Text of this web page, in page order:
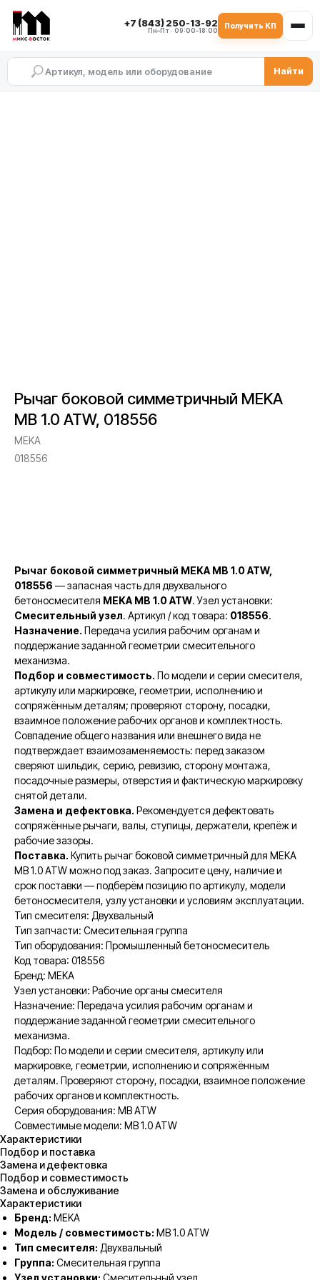
+7 (843) 250-13-92
Пн–Пт · 09:00–18:00
Получить КП
Найти
Рычаг боковой симметричный MEKA
MB 1.0 ATW, 018556
MEKA
018556
Рычаг боковой симметричный MEKA MB 1.0 ATW,
018556 — запасная часть для двухвального
бетоносмесителя MEKA MB 1.0 ATW. Узел установки:
Смесительный узел. Артикул / код товара: 018556.
Назначение. Передача усилия рабочим органам и
поддержание заданной геометрии смесительного
механизма.
Подбор и совместимость. По модели и серии смесителя,
артикулу или маркировке, геометрии, исполнению и
сопряжённым деталям; проверяют сторону, посадки,
взаимное положение рабочих органов и комплектность.
Совпадение общего названия или внешнего вида не
подтверждает взаимозаменяемость: перед заказом
сверяют шильдик, серию, ревизию, сторону монтажа,
посадочные размеры, отверстия и фактическую маркировку
снятой детали.
Замена и дефектовка. Рекомендуется дефектовать
сопряжённые рычаги, валы, ступицы, держатели, крепёж и
рабочие зазоры.
Поставка. Купить рычаг боковой симметричный для MEKA
MB 1.0 ATW можно под заказ. Запросите цену, наличие и
срок поставки — подберём позицию по артикулу, модели
бетоносмесителя, узлу установки и условиям эксплуатации.
Тип смесителя: Двухвальный
Тип запчасти: Смесительная группа
Тип оборудования: Промышленный бетоносмеситель
Код товара: 018556
Бренд: MEKA
Узел установки: Рабочие органы смесителя
Назначение: Передача усилия рабочим органам и
поддержание заданной геометрии смесительного
механизма.
Подбор: По модели и серии смесителя, артикулу или
маркировке, геометрии, исполнению и сопряжённым
деталям. Проверяют сторону, посадки, взаимное положение
рабочих органов и комплектность.
Серия оборудования: MB ATW
Совместимые модели: MB 1.0 ATW
Характеристики
Подбор и поставка
Замена и дефектовка
Подбор и совместимость
Замена и обслуживание
Характеристики
Бренд: MEKA
Модель / совместимость: MB 1.0 ATW
Тип смесителя: Двухвальный
Группа: Смесительная группа
Узел установки: Смесительный узел